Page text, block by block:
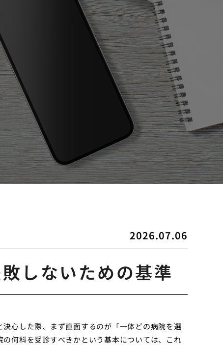
2026.07.06
しないための基準
心した際、まず直面するのが「一体どの病院を選
何科を受診すべきかという基本については、これ